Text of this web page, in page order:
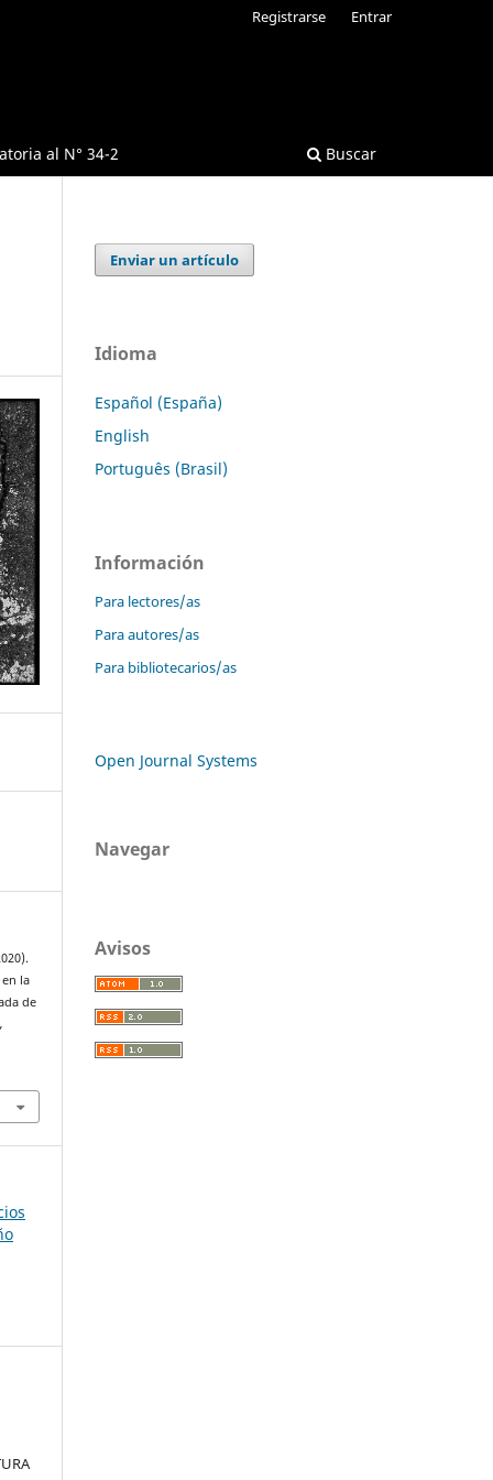
al N° 34-2 Buscar
Registrarse Entrar
la
de
Enviar un artículo
Idioma
Español (España)
English
Português (Brasil)
Información
Para lectores/as
Para autores/as
Para bibliotecarios/as
Open Journal Systems
Navegar
Avisos